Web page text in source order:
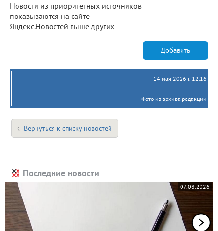
Новости из приоритетных источников
показываются на сайте
Яндекс.Новостей выше других
Добавить
14 мая 2026 г. 12:16
Фото из архива редакции
Вернуться к списку новостей
Последние новости
07.08.2026